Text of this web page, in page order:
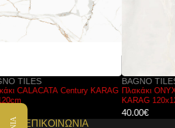
BAGNO TILES
Πλακάκι ONYX Bianco polished
KARAG 120x120cm
BAGNO
Τελείωμα
S KARAG
3.00
ΕΠΙΚΟΙΝΩΝΙΑ